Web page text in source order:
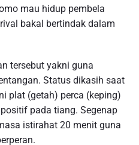
mau hidup pembela
bakal bertindak dalam
tersebut yakni guna
Status dikasih saat
plat (getah) perca (keping)
pada tiang. Segenap
istirahat 20 menit guna